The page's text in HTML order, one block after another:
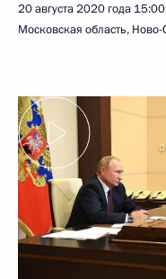
20 августа 2020 года 15:00
Московская область, Ново-